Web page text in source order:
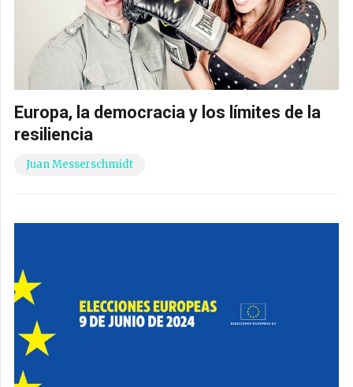
Europa, la democracia y los límites de la
resiliencia
Juan Messerschmidt